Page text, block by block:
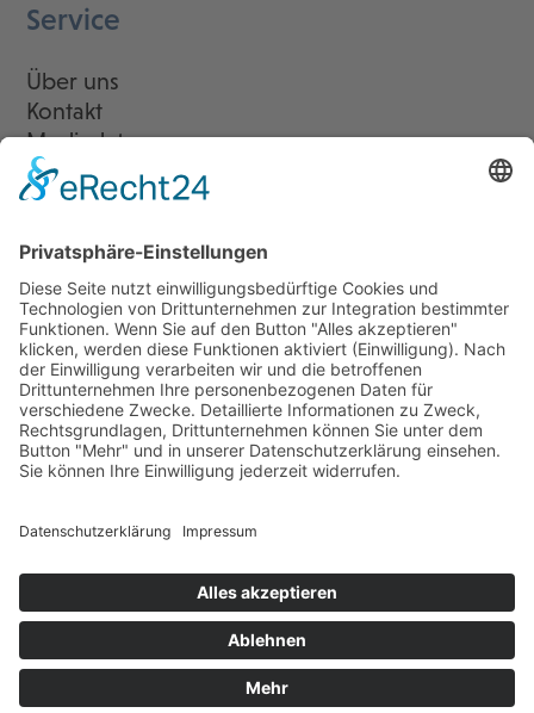
Service
Über uns
Kontakt
Mediadaten
Newsletter
LogIn
Legal
Impressum
Datenschutzerklärung
Cookie-Einstellungen
Programmkino.de richtet sich an Film- und Kinobegeisterte jeden
Geschlechts. Zur besseren Lesbarkeit haben wir uns aber entschlossen,
auf eine Doppelnennung oder Genderzeichen zu verzichten. Wo möglich